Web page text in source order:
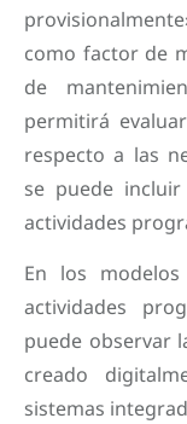
como factor de
de
permitirá
respecto a las
se puede
actividades
En los
actividades
puede observar
creado
sistemas